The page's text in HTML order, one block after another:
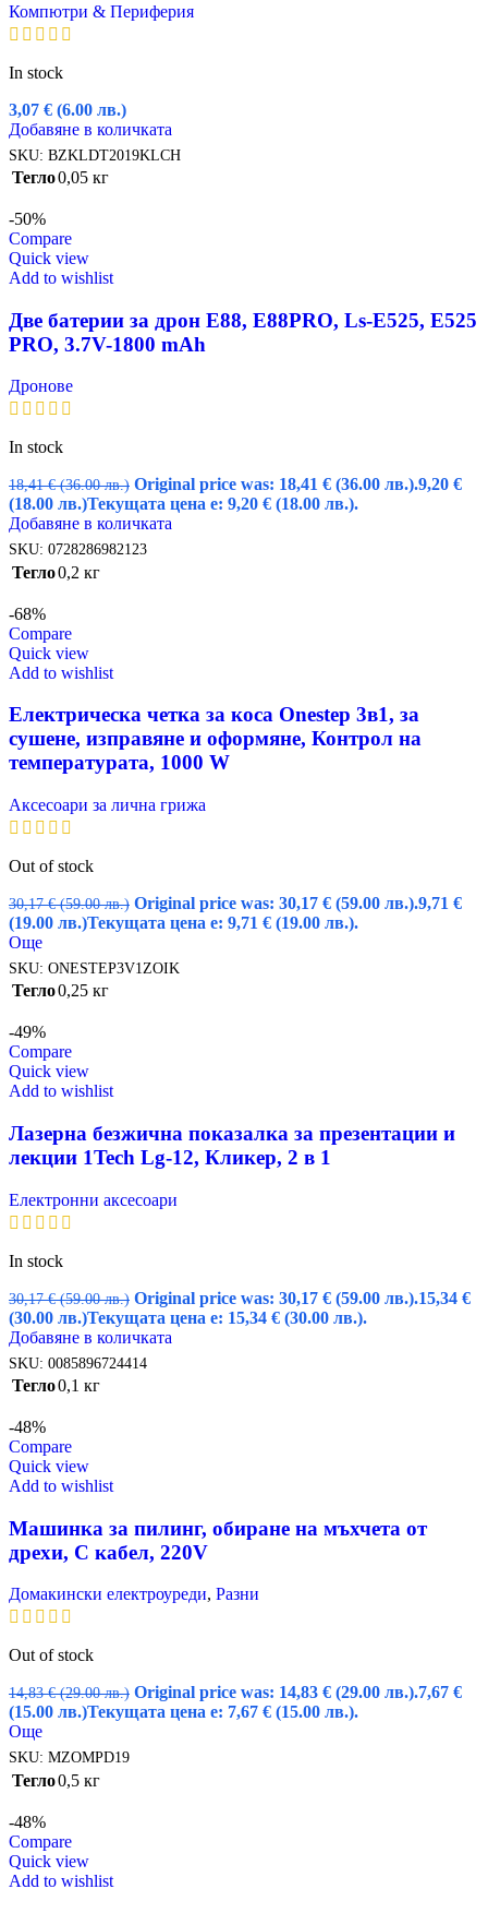
Компютри & Периферия
In stock
3,07 € (6.00 лв.)
Добавяне в количката
SKU: BZKLDT2019KLCH
Тегло0,05 кг
-50%
Compare
Quick view
Add to wishlist
Две батерии за дрон E88, E88PRO, Ls-E525, E525
PRO, 3.7V-1800 mAh
Дронове
In stock
18,41€ (36.00 лв.) Original price was: 18,41 € (36.00 лв.).9,20 €
(18.00 лв.)Текущата цена е: 9,20 € (18.00 лв.).
Добавяне в количката
SKU: 0728286982123
Тегло0,2 кг
-68%
Compare
Quick view
Add to wishlist
Електрическа четка за коса Onestep 3в1, за
сушене, изправяне и оформяне, Контрол на
температурата, 1000 W
Аксесоари за лична грижа
Out of stock
30,17€ (59.00 лв.) Original price was: 30,17 € (59.00 лв.).9,71 €
(19.00 лв.)Текущата цена е: 9,71 € (19.00 лв.).
Още
SKU: ONESTEP3V1ZOIK
Тегло0,25 кг
-49%
Compare
Quick view
Add to wishlist
Лазерна безжична показалка за презентации и
лекции 1Tech Lg-12, Кликер, 2 в 1
Електронни аксесоари
In stock
30,17€ (59.00 лв.) Original price was: 30,17 € (59.00 лв.).15,34 €
(30.00 лв.)Текущата цена е: 15,34 € (30.00 лв.).
Добавяне в количката
SKU: 0085896724414
Тегло0,1 кг
-48%
Compare
Quick view
Add to wishlist
Машинка за пилинг, обиране на мъхчета от
дрехи, С кабел, 220V
Домакински електроуреди, Разни
Out of stock
14,83€ (29.00 лв.) Original price was: 14,83 € (29.00 лв.).7,67 €
(15.00 лв.)Текущата цена е: 7,67 € (15.00 лв.).
Още
SKU: MZOMPD19
Тегло0,5 кг
-48%
Compare
Quick view
Add to wishlist